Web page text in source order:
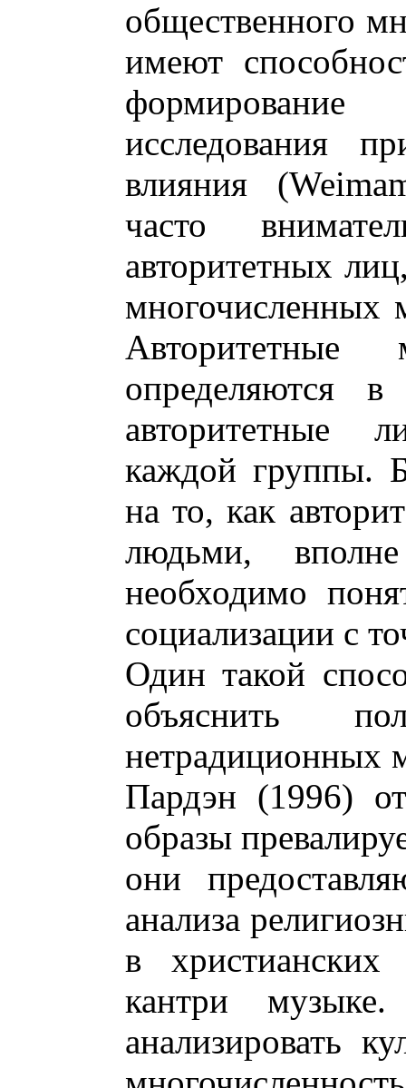
общественного
имеют
исследования
влияния
часто
авторитетных
многочисленных
определяются
авторитетные
каждой группы.
на то, как
людьми,
необходимо
социализации с
Один такой
объяснить
нетрадиционных
Пардэн (1996)
образы
они
анализа
в
кантри
анализировать